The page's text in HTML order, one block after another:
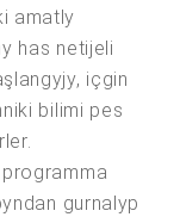
amatly
has netijeli
içgin
bilimi pes
gurnalyp